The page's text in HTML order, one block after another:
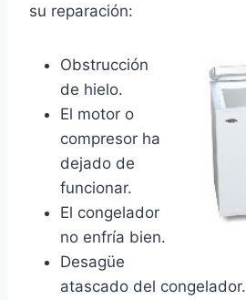
su reparación:
Obstrucción
de hielo.
El motor o
compresor ha
dejado de
funcionar.
El congelador
no enfría bien.
Desagüe
atascado del congelador.